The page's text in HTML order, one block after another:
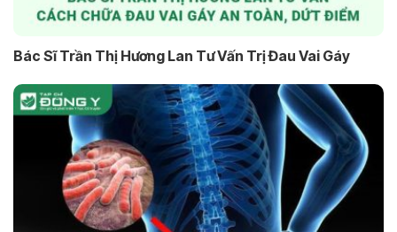
Bác Sĩ Trần Thị Hương Lan Tư Vấn Trị Đau Vai Gáy